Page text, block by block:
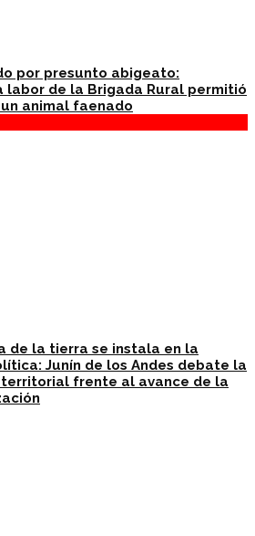
por presunto abigeato:
labor de la Brigada Rural permitió
animal faenado
de la tierra se instala en la
Junín de los Andes debate la
frente al avance de la